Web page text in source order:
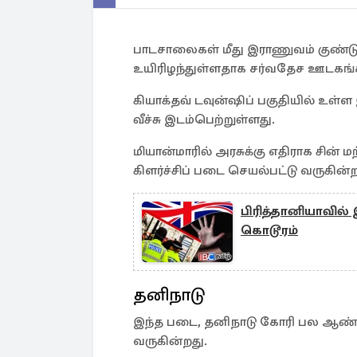
பாடசாலைகள் மீது இராணுவம்
உயிரிழந்துள்ளதாக சர்வதேச
கியாக்தவ் டவுன்ஷிப் பகுதியில்
வீச்சு இடம்பெற்றுள்ளது.
மியான்மாரில் அரசுக்கு எதிராக
கிளர்ச்சிப் படை செயல்பட்டு
கொடூரம்
தனிநாடு
இந்த படை, தனிநாடு கோரி பல
வருகின்றது.